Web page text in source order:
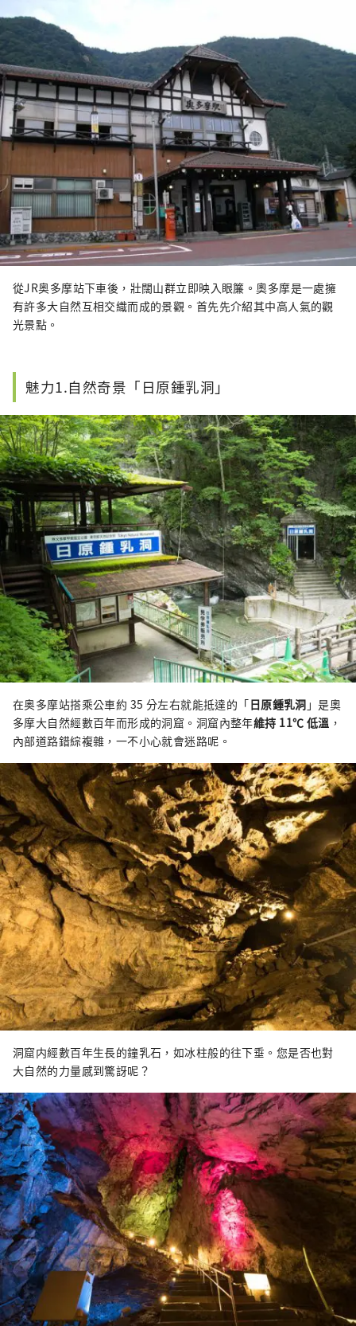
從JR奥多摩站下車後，壯闊山群立即映入眼簾。奧多摩是一處擁
有許多大自然互相交織而成的景觀。首先先介紹其中高人氣的觀
光景點。
魅力1.自然奇景「日原鍾乳洞」
在奥多摩站搭乘公車約 35 分左右就能抵達的「日原鍾乳洞 」是奧
多摩大自然經數百年而形成的洞窟。洞窟內整年維持 11℃ 低溫 ，
內部道路錯綜複雜，一不小心就會迷路呢。
洞窟内經數百年生長的鐘乳石，如冰柱般的往下垂。您是否也對
大自然的力量感到驚訝呢？